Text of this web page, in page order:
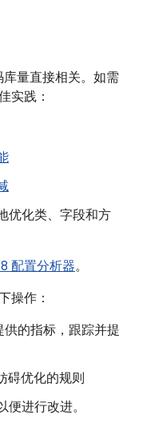
量直接相关。如需
实践：
优化类、字段和方
配置分析器。
操作：
的指标，跟踪并提
碍优化的规则
进行改进。